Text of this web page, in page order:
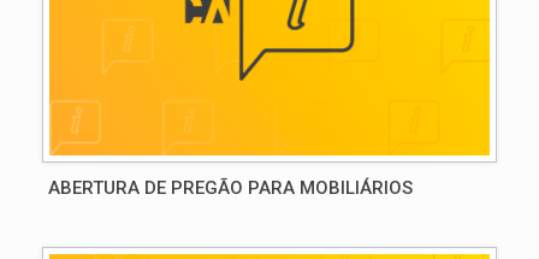
ABERTURA DE PREGÃO PARA MOBILIÁRIOS